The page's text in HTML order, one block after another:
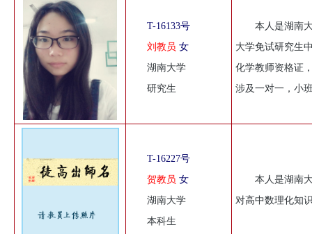
T-16133号
刘教员 女
湖南大学
研究生
本人是湖南
大学免试研究生
化学教师资格证
涉及一对一，小
T-16227号
贺教员 女
湖南大学
本科生
本人是湖南
对高中数理化知